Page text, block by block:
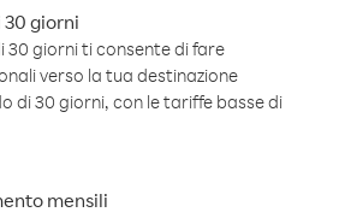
giorni
30 giorni ti consente di fare
verso la tua destinazione
di 30 giorni, con le tariffe basse di
mensili